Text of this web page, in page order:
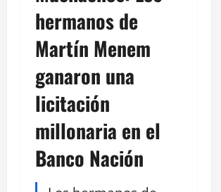
hermanos de
Martín Menem
ganaron una
licitación
millonaria en el
Banco Nación